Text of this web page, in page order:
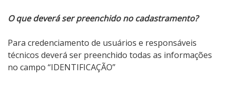
O que deverá ser preenchido no cadastramento?
Para credenciamento de usuários e responsáveis
técnicos deverá ser preenchido todas as informações
no campo “IDENTIFICAÇÃO”